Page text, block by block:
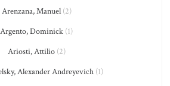
Arenzana, Manuel(2)
Argento, Dominick (1)
Ariosti, Attilio(2)
Alexander Andreyevich(1)